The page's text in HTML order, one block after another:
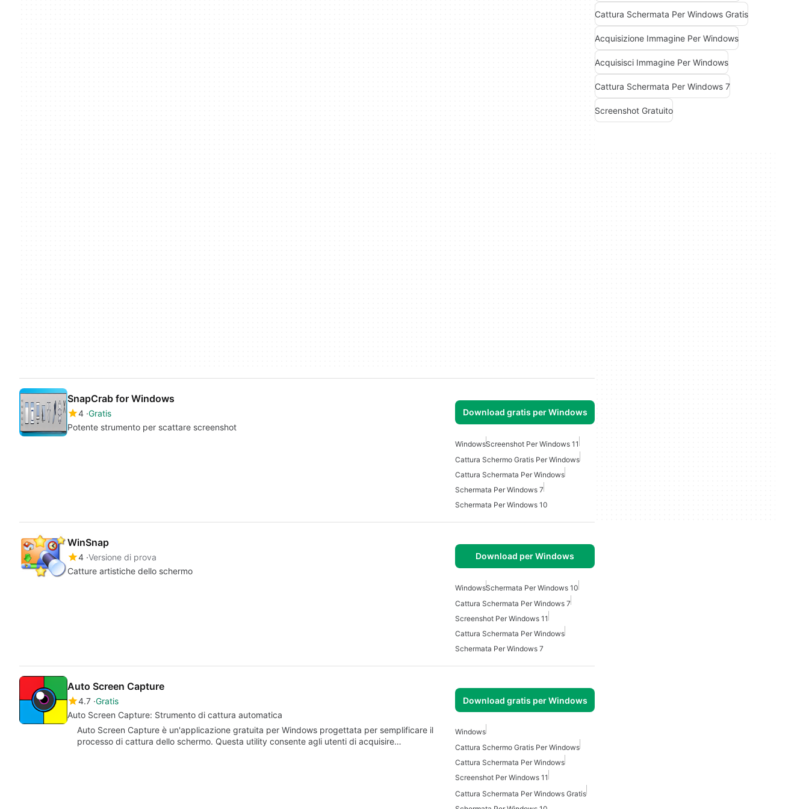
SnapCrab for Windows
4 Gratis
Potente strumento per scattare screenshot
Download gratis per Windows
WindowsScreenshot Per Windows 11
Cattura Schermo Gratis Per Windows
Cattura Schermata Per Windows
Schermata Per Windows 7
Schermata Per Windows 10
WinSnap
4 Versione di prova
Catture artistiche dello schermo
Download per Windows
WindowsSchermata Per Windows 10
Cattura Schermata Per Windows 7
Screenshot Per Windows 11
Cattura Schermata Per Windows
Schermata Per Windows 7
Auto Screen Capture
4.7 Gratis
Auto Screen Capture: Strumento di cattura automatica
Download gratis per Windows
Auto Screen Capture è un'applicazione gratuita per Windows progettata per semplificare il
processo di cattura dello schermo. Questa utility consente agli utenti di acquisire…
Windows
Cattura Schermo Gratis Per Windows
Cattura Schermata Per Windows
Screenshot Per Windows 11
Cattura Schermata Per Windows Gratis
Cattura Schermata Per Windows Gratis
Acquisizione Immagine Per Windows
Acquisisci Immagine Per Windows
Cattura Schermata Per Windows 7
Screenshot Gratuito